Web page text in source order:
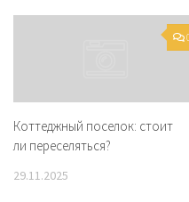
Коттеджный поселок: стоит
ли переселяться?
29.11.2025